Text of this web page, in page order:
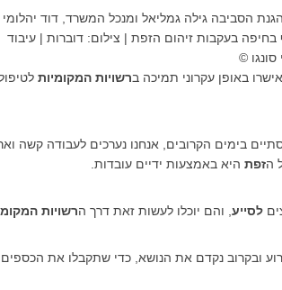
אישרו באופן עקרוני תמיכה ברשויות המקומיות
בימים הקרובים, אנחנו נערכים לעבודה קשה
הזפת היא באמצעות ידיים עובדות.
לסייע , והם יוכלו לעשות זאת דרך הרשויות
ובקרוב נקדם את הנושא, כדי שתקבלו את הכספים